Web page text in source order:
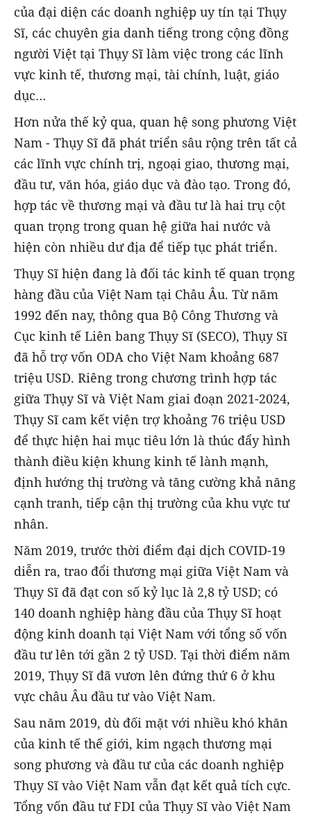
của đại diện các doanh nghiệp uy tín tại Thụy
Sĩ, các chuyên gia danh tiếng trong cộng đồng
người Việt tại Thụy Sĩ làm việc trong các lĩnh
vực kinh tế, thương mại, tài chính, luật, giáo
dục…
Hơn nửa thế kỷ qua, quan hệ song phương Việt
Nam - Thụy Sĩ đã phát triển sâu rộng trên tất cả
các lĩnh vực chính trị, ngoại giao, thương mại,
đầu tư, văn hóa, giáo dục và đào tạo. Trong đó,
hợp tác về thương mại và đầu tư là hai trụ cột
quan trọng trong quan hệ giữa hai nước và
hiện còn nhiều dư địa để tiếp tục phát triển.
Thụy Sĩ hiện đang là đối tác kinh tế quan trọng
hàng đầu của Việt Nam tại Châu Âu. Từ năm
1992 đến nay, thông qua Bộ Công Thương và
Cục kinh tế Liên bang Thụy Sĩ (SECO), Thụy Sĩ
đã hỗ trợ vốn ODA cho Việt Nam khoảng 687
triệu USD. Riêng trong chương trình hợp tác
giữa Thụy Sĩ và Việt Nam giai đoạn 2021-2024,
Thụy Sĩ cam kết viện trợ khoảng 76 triệu USD
để thực hiện hai mục tiêu lớn là thúc đẩy hình
thành điều kiện khung kinh tế lành mạnh,
định hướng thị trường và tăng cường khả năng
cạnh tranh, tiếp cận thị trường của khu vực tư
nhân.
Năm 2019, trước thời điểm đại dịch COVID-19
diễn ra, trao đổi thương mại giữa Việt Nam và
Thụy Sĩ đã đạt con số kỷ lục là 2,8 tỷ USD; có
140 doanh nghiệp hàng đầu của Thụy Sĩ hoạt
động kinh doanh tại Việt Nam với tổng số vốn
đầu tư lên tới gần 2 tỷ USD. Tại thời điểm năm
2019, Thụy Sĩ đã vươn lên đứng thứ 6 ở khu
vực châu Âu đầu tư vào Việt Nam.
Sau năm 2019, dù đối mặt với nhiều khó khăn
của kinh tế thế giới, kim ngạch thương mại
song phương và đầu tư của các doanh nghiệp
Thụy Sĩ vào Việt Nam vẫn đạt kết quả tích cực.
Tổng vốn đầu tư FDI của Thụy Sĩ vào Việt Nam